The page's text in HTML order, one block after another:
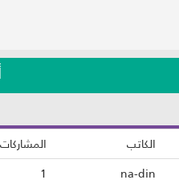
الكاتب المشاركات
na-din
1